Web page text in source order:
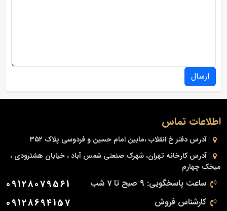
ارسال
اطلاعات تماس
آدرس دفتر خ انقلاب ،مابین امام حسین و فردوسی پلاک ۳۵۲
آدرس کارخانه تهران، شهرک صنعتی شمس آباد ، خیابان هشترودی ،
میخک چهارم
ساعت پاسخگویی: 9 صبح تا 7 شب 09128079561
کارشناس فروش 09128694157